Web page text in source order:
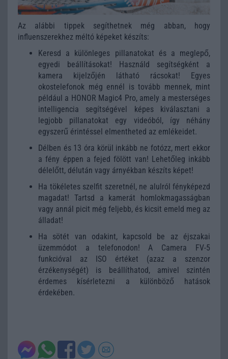
Az alábbi tippek segíthetnek még abban, hogy
influenszerekhez méltó képeket készíts:
Keresd a különleges pillanatokat és a meglepő,
egyedi beállításokat! Használd segítségként a
kamera kijelzőjén látható rácsokat! Egyes
okostelefonok még ennél is tovább mennek, mint
például a HONOR Magic4 Pro, amely a mesterséges
intelligencia segítségével képes kiválasztani a
legjobb pillanatokat egy videóból, így néhány
egyszerű érintéssel elmentheted az emlékeidet.
Délben és 13 óra körül inkább ne fotózz, mert ekkor
a fény éppen a fejed fölött van! Lehetőleg inkább
délelőtt, délután vagy árnyékban készíts képet!
Ha tökéletes szelfit szeretnél, ne alulról fényképezd
magadat! Tartsd a kamerát homlokmagasságban
vagy annál picit még feljebb, és kicsit emeld meg az
álladat!
Ha sötét van odakint, kapcsold be az éjszakai
üzemmódot a telefonodon! A Camera FV-5
funkcióval az ISO értéket (azaz a szenzor
érzékenységét) is beállíthatod, amivel szintén
érdemes kísérletezni a különböző hatások
érdekében.